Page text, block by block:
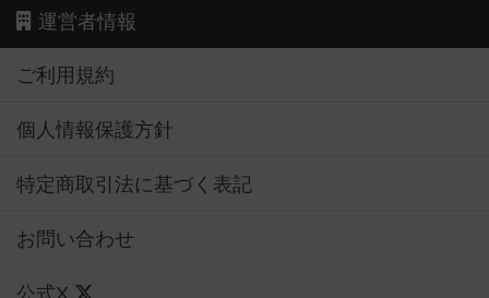
運営者情報
ご利用規約
個人情報保護方針
特定商取引法に基づく表記
お問い合わせ